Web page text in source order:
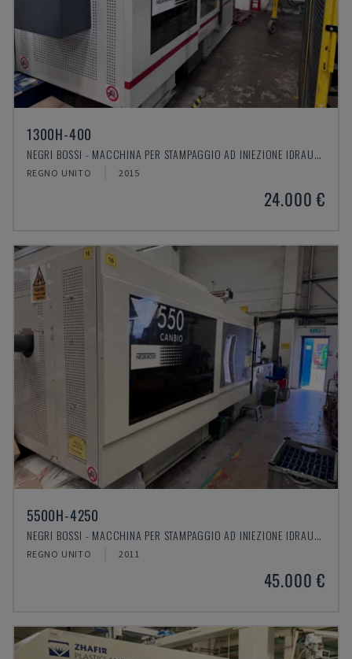
1300H-400
NEGRI BOSSI - MACCHINA PER STAMPAGGIO AD INIEZIONE IDRAULICA
REGNO UNITO 2015
24.000 €
5500H-4250
NEGRI BOSSI - MACCHINA PER STAMPAGGIO AD INIEZIONE IDRAULICA
REGNO UNITO 2011
45.000 €